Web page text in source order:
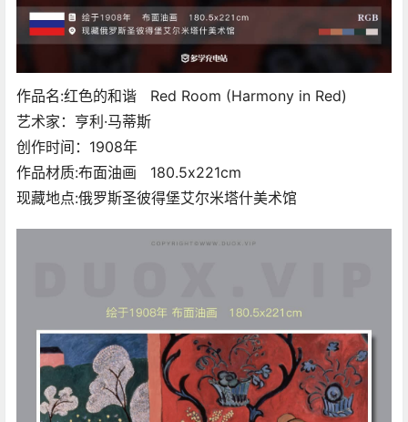
作品名:红色的和谐 Red Room (Harmony in Red)
艺术家：亨利·马蒂斯
创作时间：1908年
作品材质:布面油画 180.5x221cm
现藏地点:俄罗斯圣彼得堡艾尔米塔什美术馆